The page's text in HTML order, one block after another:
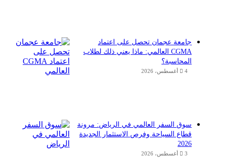
جامعة عجمان تحصل على اعتماد
CGMA العالمي: ماذا يعني ذلك لطلاب
المحاسبة؟
4 أغسطس، 2026
سوق السفر العالمي في الرياض: مرونة
قطاع السياحة وفرص الاستثمار الجديدة
2026
3 أغسطس، 2026